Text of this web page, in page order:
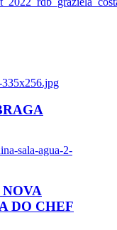
335x256.jpg
sala-agua-2-
DO CHEF